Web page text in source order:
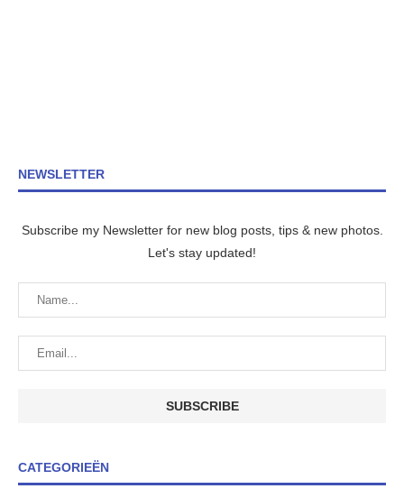
NEWSLETTER
Subscribe my Newsletter for new blog posts, tips & new photos.
Let's stay updated!
CATEGORIEËN